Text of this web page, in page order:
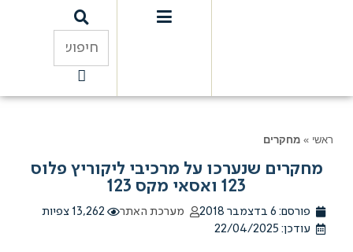
מחקרים
שנערכו על מרכיבי ליקוריץ פלוס
6 בדצמבר 2018 מערכת האתר
13,262 צפיות